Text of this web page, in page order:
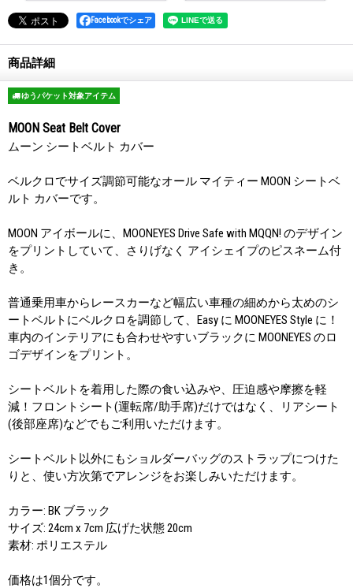
Facebookでシェア
商品詳細
ゆうパケット対象アイテム
MOON Seat Belt Cover
ムーン シートベルト カバー
ベルクロでサイズ調節可能なオール マイティー MOON シートベ
ルト カバーです。
MOON アイボールに、MOONEYES Drive Safe with MQQN! のデザイン
をプリントしていて、さりげなく アイシェイプのピスネーム付
き。
普通乗用車からレースカーなど幅広い車種の細めから太めのシ
ートベルトにベルクロを調節して、Easy に MOONEYES Style に！
車内のインテリアにも合わせやすいブラックに MOONEYES のロ
ゴデザインをプリント。
シートベルトを着用した際の食い込みや、圧迫感や摩擦を軽
減！フロントシート(運転席/助手席)だけではなく、リアシート
(後部座席)などでもご利用いただけます。
シートベルト以外にもショルダーバッグのストラップにつけた
りと、使い方次第でアレンジをお楽しみいただけます。
カラー: BK ブラック
サイズ: 24cm x 7cm 広げた状態 20cm
素材: ポリエステル
価格は1個分です。